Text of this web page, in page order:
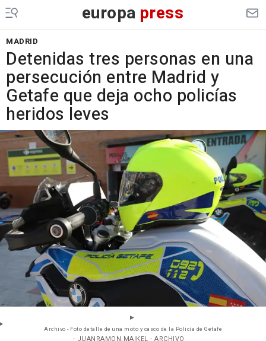
europa press
MADRID
Detenidas tres personas en una
persecución entre Madrid y
Getafe que deja ocho policías
heridos leves
Archivo - Foto detalle de una moto y casco de la Policía de Getafe